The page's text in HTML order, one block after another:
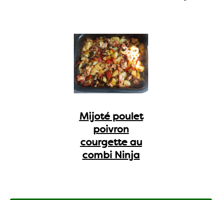
Mijoté poulet
poivron
courgette au
combi Ninja